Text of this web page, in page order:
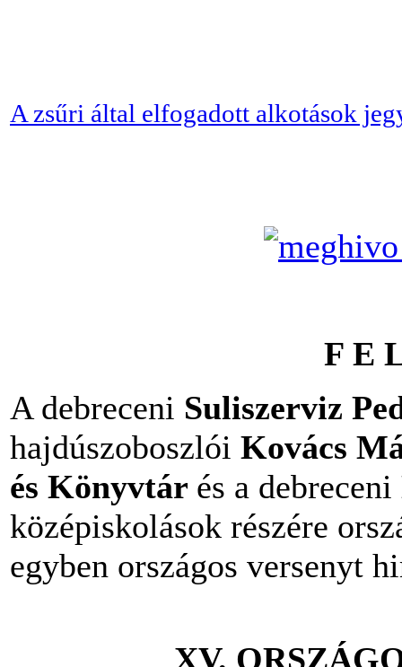
A zsűri által elfogadott alkotások
F E
A debreceni Suliszerviz
hajdúszoboszlói Kovács
és Könyvtár és a debreceni
középiskolások részére
egyben országos versenyt
XV.